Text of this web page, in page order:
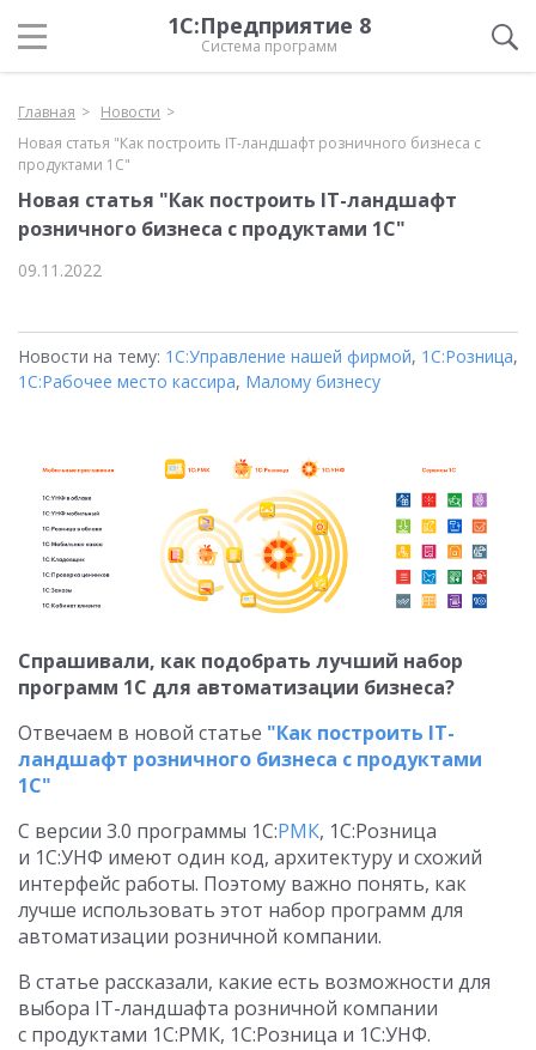
1С:Предприятие 8
Система программ
Главная
Новости
Новая статья "Как построить IT-ландшафт розничного бизнеса с
продуктами 1С"
Новая статья "Как построить IT-ландшафт
розничного бизнеса с продуктами 1С"
09.11.2022
Новости на тему: 1С:Управление нашей фирмой, 1С:Розница,
1С:Рабочее место кассира, Малому бизнесу
Спрашивали, как подобрать лучший набор
программ 1С для автоматизации бизнеса?
Отвечаем в новой статье "Как построить IT-
ландшафт розничного бизнеса с продуктами
1С"
С версии 3.0 программы 1С:РМК, 1С:Розница
и 1С:УНФ имеют один код, архитектуру и схожий
интерфейс работы. Поэтому важно понять, как
лучше использовать этот набор программ для
автоматизации розничной компании.
В статье рассказали, какие есть возможности для
выбора IT-ландшафта розничной компании
с продуктами 1С:РМК, 1С:Розница и 1С:УНФ.